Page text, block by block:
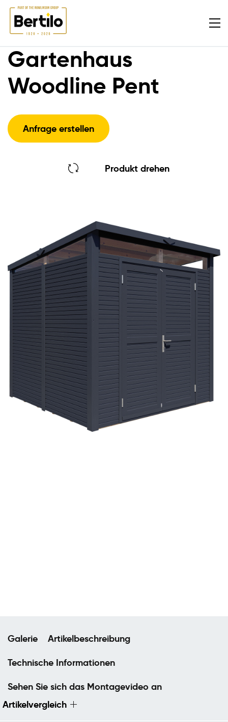
Gartenhaus
Woodline Pent
Anfrage erstellen
Produkt drehen
Galerie Artikelbeschreibung
Technische Informationen
Sehen Sie sich das Montagevideo an
Artikelvergleich